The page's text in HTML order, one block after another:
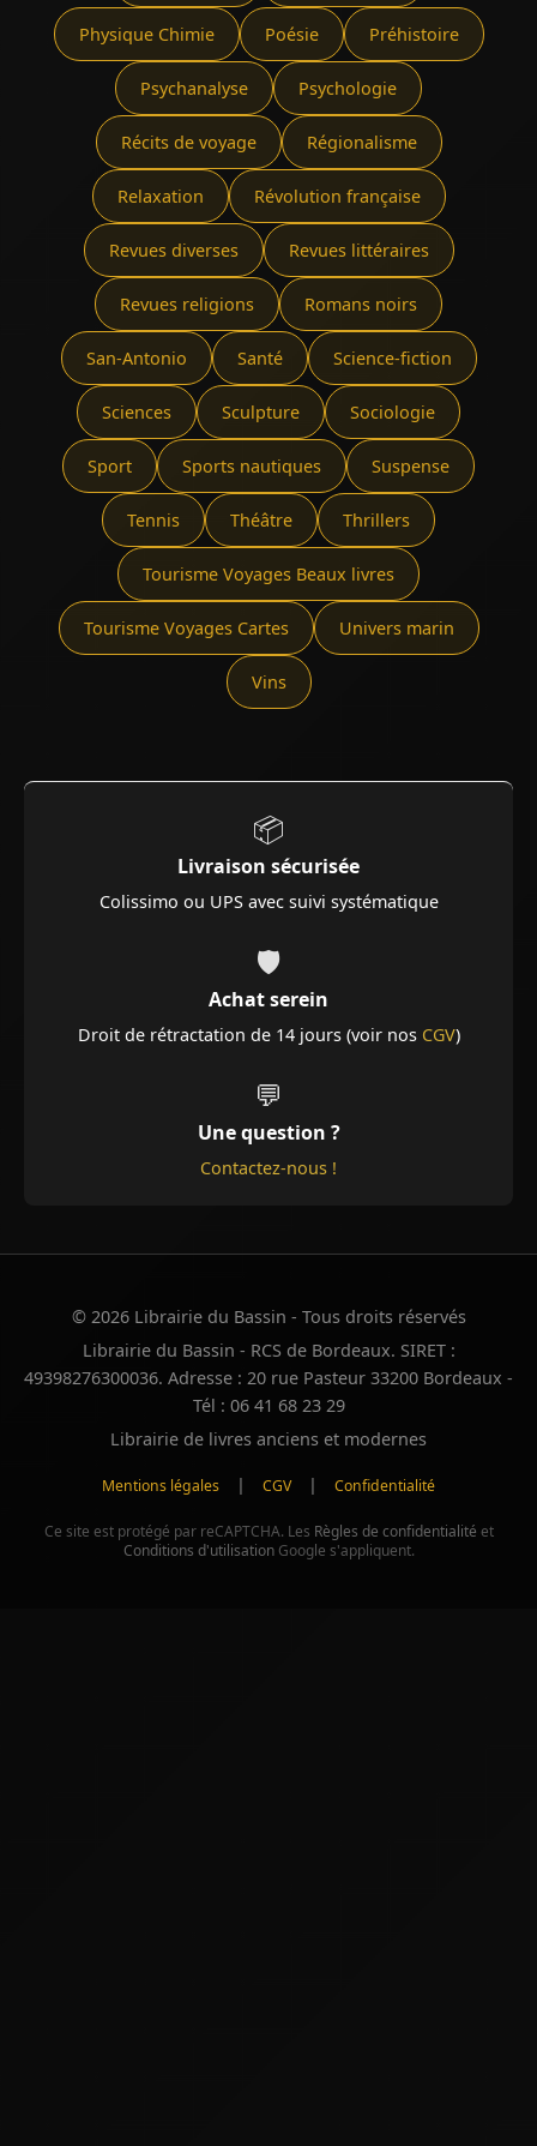
Physique Chimie Poésie Préhistoire
Psychanalyse Psychologie
Récits de voyage Régionalisme
Relaxation Révolution française
Revues diverses Revues littéraires
Revues religions Romans noirs
San-Antonio Santé Science-fiction
Sciences Sculpture Sociologie
Sport Sports nautiques Suspense
Tennis Théâtre Thrillers
Tourisme Voyages Beaux livres
Tourisme Voyages Cartes Univers marin
Vins
📦
Livraison sécurisée
Colissimo ou UPS avec suivi systématique
🛡️
Achat serein
Droit de rétractation de 14 jours (voir nos CGV)
💬
Une question ?
Contactez-nous !
© 2026 Librairie du Bassin - Tous droits réservés
Librairie du Bassin - RCS de Bordeaux. SIRET :
49398276300036. Adresse : 20 rue Pasteur 33200 Bordeaux -
Tél : 06 41 68 23 29
Librairie de livres anciens et modernes
Mentions légales | CGV | Confidentialité
Ce site est protégé par reCAPTCHA. Les Règles de confidentialité et
Conditions d'utilisationGoogle s'appliquent.